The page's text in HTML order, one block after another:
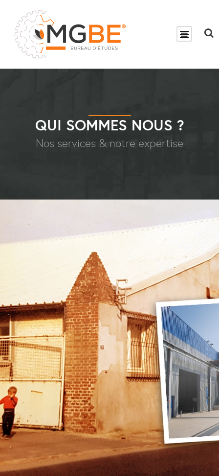
QUI SOMMES NOUS ?
Nos services & notre expertise